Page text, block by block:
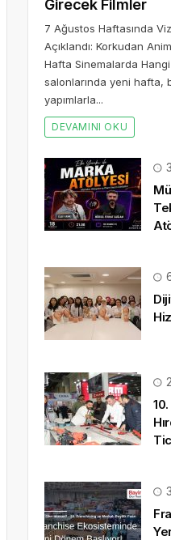
Girecek Filmler
7 Ağustos Haftasında
Açıklandı: Korkudan
Hafta Sinemalarda
salonlarında yeni hafta,
yapımlarla...
DEVAMINI OKU